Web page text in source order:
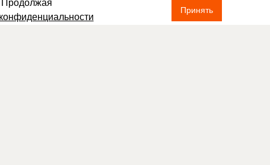
Продолжая
Принять